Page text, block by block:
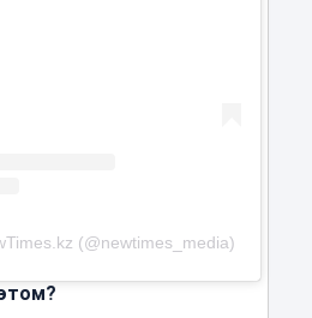
(@newtimes_media)